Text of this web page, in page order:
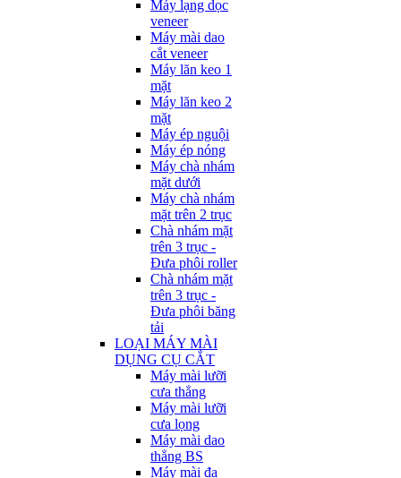
Máy lạng dọc
veneer
Máy mài dao
cắt veneer
Máy lăn keo 1
mặt
Máy lăn keo 2
mặt
Máy ép nguội
Máy ép nóng
Máy chà nhám
mặt dưới
Máy chà nhám
mặt trên 2 trục
Chà nhám mặt
trên 3 trục -
Đưa phôi roller
Chà nhám mặt
trên 3 trục -
Đưa phôi băng
tải
LOẠI MÁY MÀI
DỤNG CỤ CẮT
Máy mài lưỡi
cưa thẳng
Máy mài lưỡi
cưa lọng
Máy mài dao
thẳng BS
Máy mài đa